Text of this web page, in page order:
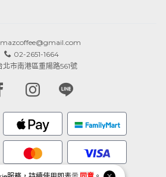
02-2651-1664
北市南港區重陽路561號
Facebook page
Instagram page
Line page